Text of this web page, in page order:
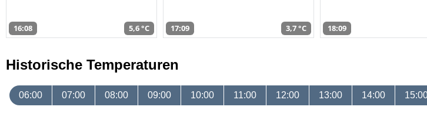
16:08 5,6 °C 17:09 3,7 °C 18:09
Historische Temperaturen
06:00 07:00 08:00 09:00 10:00 11:00 12:00 13:00 14:00